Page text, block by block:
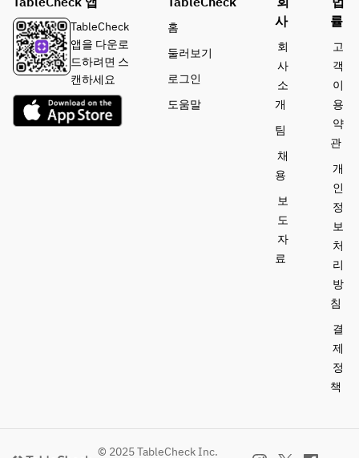
TableCheck
앱을 다운로
드하려면 스
캔하세요
홈
둘러보기
로그인
도움말
사
회
사
소
개
팀
채
용
보
도
자
료
률
고
객
이
용
약
관
개
인
정
보
처
리
방
침
결
제
정
책
© 2025 TableCheck Inc.